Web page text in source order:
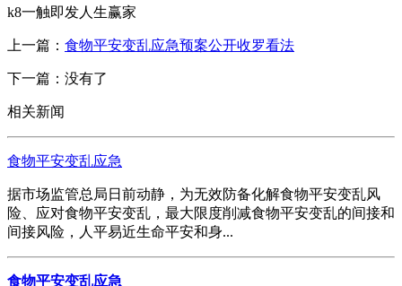
k8一触即发人生赢家
上一篇： 食物平安变乱应急预案公开收罗看法
下一篇：没有了
相关新闻
食物平安变乱应急
据市场监管总局日前动静，为无效防备化解食物平安变乱风
险、应对食物平安变乱，最大限度削减食物平安变乱的间接和
间接风险，人平易近生命平安和身...
食物平安变乱应急